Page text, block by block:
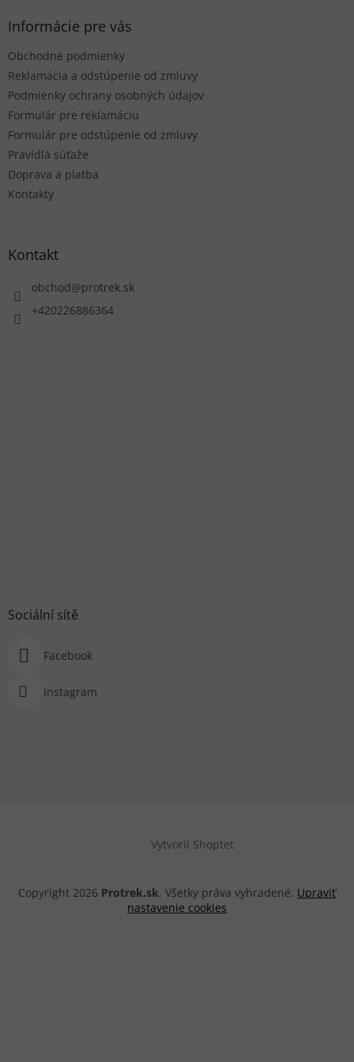
Informácie pre vás
Obchodné podmienky
Reklamácia a odstúpenie od zmluvy
Podmienky ochrany osobných údajov
Formulár pre reklamáciu
Formulár pre odstúpenie od zmluvy
Pravidlá súťaže
Doprava a platba
Kontakty
Kontakt
obchod@protrek.sk
+420226886364
Sociální sítě
Facebook
Instagram
Vytvoril Shoptet
Copyright 2026 Protrek.sk. Všetky práva vyhradené. Upraviť
nastavenie cookies